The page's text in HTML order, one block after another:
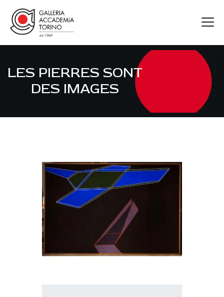
LES PIERRES SONT
DES IMAGES
GAT
ARTISTI